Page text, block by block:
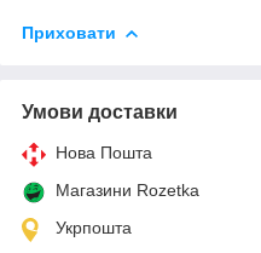
Приховати
Умови доставки
Нова Пошта
Магазини Rozetka
Укрпошта